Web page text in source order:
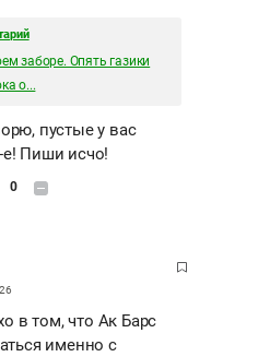
заборе. Опять газики
о...
пустые у вас
е! Пиши исчо!
0
в том, что Ак Барс
именно с